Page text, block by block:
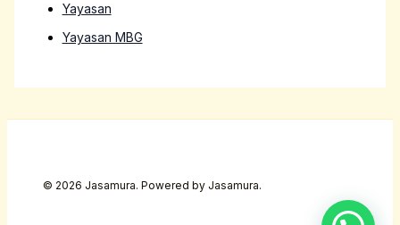
Yayasan
Yayasan MBG
© 2026 Jasamura. Powered by Jasamura.